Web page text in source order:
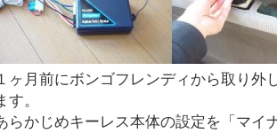
ヶ月前にボンゴフレンディから取り外
す。
らかじめキーレス本体の設定を「マイ